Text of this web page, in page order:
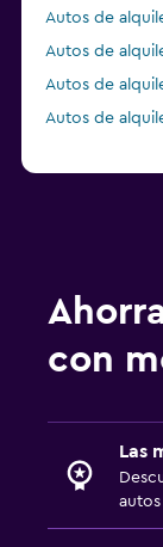
Autos de
Autos de
Autos de
Autos de
con
Las